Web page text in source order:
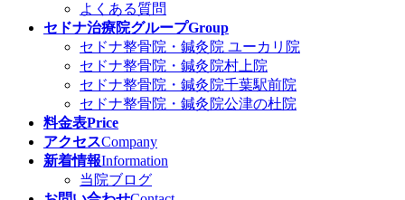
よくある質問
セドナ治療院グループGroup
セドナ整骨院・鍼灸院 ユーカリ院
セドナ整骨院・鍼灸院村上院
セドナ整骨院・鍼灸院千葉駅前院
セドナ整骨院・鍼灸院公津の杜院
料金表Price
アクセスCompany
新着情報Information
当院ブログ